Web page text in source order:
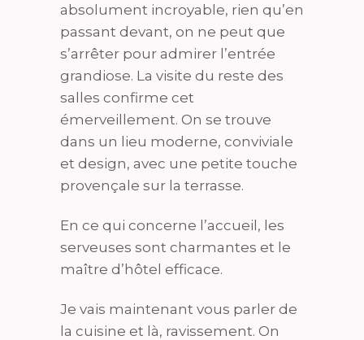
absolument incroyable, rien qu’en
passant devant, on ne peut que
s’arrêter pour admirer l’entrée
grandiose. La visite du reste des
salles confirme cet
émerveillement. On se trouve
dans un lieu moderne, conviviale
et design, avec une petite touche
provençale sur la terrasse.
En ce qui concerne l’accueil, les
serveuses sont charmantes et le
maître d’hôtel efficace.
Je vais maintenant vous parler de
la cuisine et là, ravissement. On